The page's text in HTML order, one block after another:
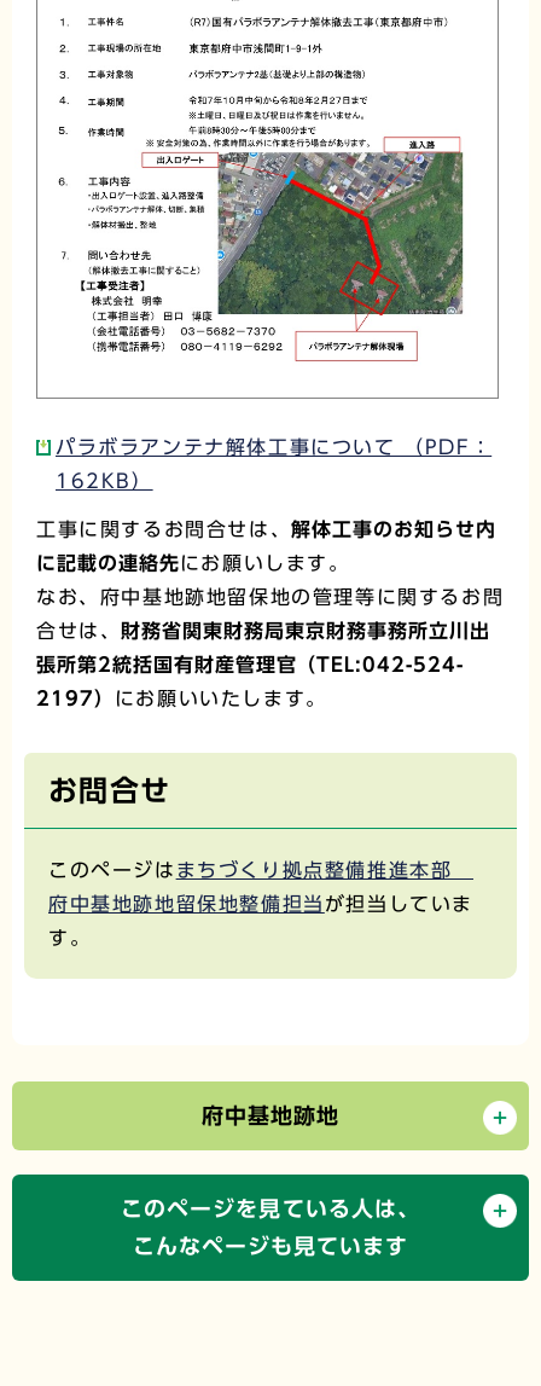
パラボラアンテナ解体工事について （PDF：
162KB）
工事に関するお問合せは、解体工事のお知らせ内
に記載の連絡先にお願いします。
なお、府中基地跡地留保地の管理等に関するお問
合せは、 財務省関東財務局東京財務事務所立川出
張所第2統括国有財産管理官（TEL:042-524-
2197）
にお願いいたします。
お問合せ
このページは まちづくり拠点整備推進本部
府中基地跡地留保地整備担当 が担当していま
す。
府中基地跡地
このページを見ている人は、
こんなページも見ています